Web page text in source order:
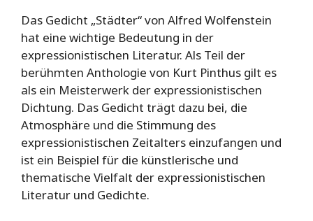
Das Gedicht „Städter“ von Alfred Wolfenstein
hat eine wichtige Bedeutung in der
expressionistischen Literatur. Als Teil der
berühmten Anthologie von Kurt Pinthus gilt es
als ein Meisterwerk der expressionistischen
Dichtung. Das Gedicht trägt dazu bei, die
Atmosphäre und die Stimmung des
expressionistischen Zeitalters einzufangen und
ist ein Beispiel für die künstlerische und
thematische Vielfalt der expressionistischen
Literatur und Gedichte.